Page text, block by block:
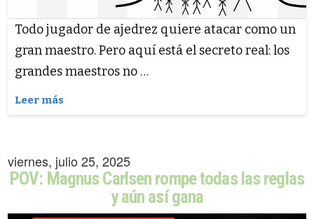
Todo jugador de ajedrez quiere atacar como un
gran maestro. Pero aquí está el secreto real: los
grandes maestros no …
Leer más
viernes, julio 25, 2025
POV: Magnus Carlsen rompe todas las reglas
y aún así gana